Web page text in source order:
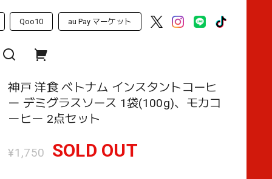
Qoo10 au Pay マーケット
神戸 洋食 ベトナム インスタントコーヒ
ー デミグラスソース 1袋(100g)、モカコ
ーヒー 2点セット
¥1,750 SOLD OUT